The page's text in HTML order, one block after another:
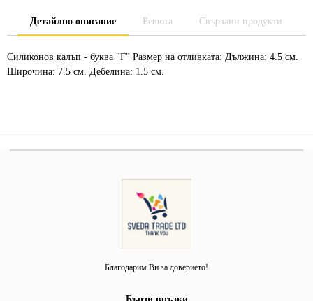
Детайлно описание Ревюта Свързани продукти
Силиконов калъп - буква "Г" Размер на отливката: Дължина: 4.5 см.
Широчина: 7.5 см. Дебелина: 1.5 см.
Благодарим Ви за доверието!